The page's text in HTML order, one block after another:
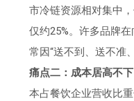
市冷链资源相对集中
仅约25%。许多品牌
常因“送不到、送不准
痛点二：成本居高不下
本占餐饮企业营收比